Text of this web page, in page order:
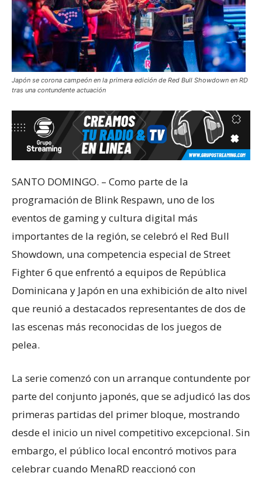
Japón se corona campeón en la primera edición de Red Bull Showdown en RD
tras una contundente actuación
SANTO DOMINGO. – Como parte de la
programación de Blink Respawn, uno de los
eventos de gaming y cultura digital más
importantes de la región, se celebró el Red Bull
Showdown, una competencia especial de Street
Fighter 6 que enfrentó a equipos de República
Dominicana y Japón en una exhibición de alto nivel
que reunió a destacados representantes de dos de
las escenas más reconocidas de los juegos de
pelea.
La serie comenzó con un arranque contundente por
parte del conjunto japonés, que se adjudicó las dos
primeras partidas del primer bloque, mostrando
desde el inicio un nivel competitivo excepcional. Sin
embargo, el público local encontró motivos para
celebrar cuando MenaRD reaccionó con